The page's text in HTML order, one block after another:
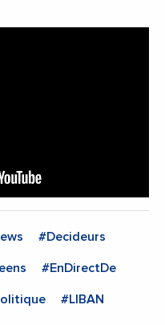
#Decideurs
#EnDirectDe
#LIBAN